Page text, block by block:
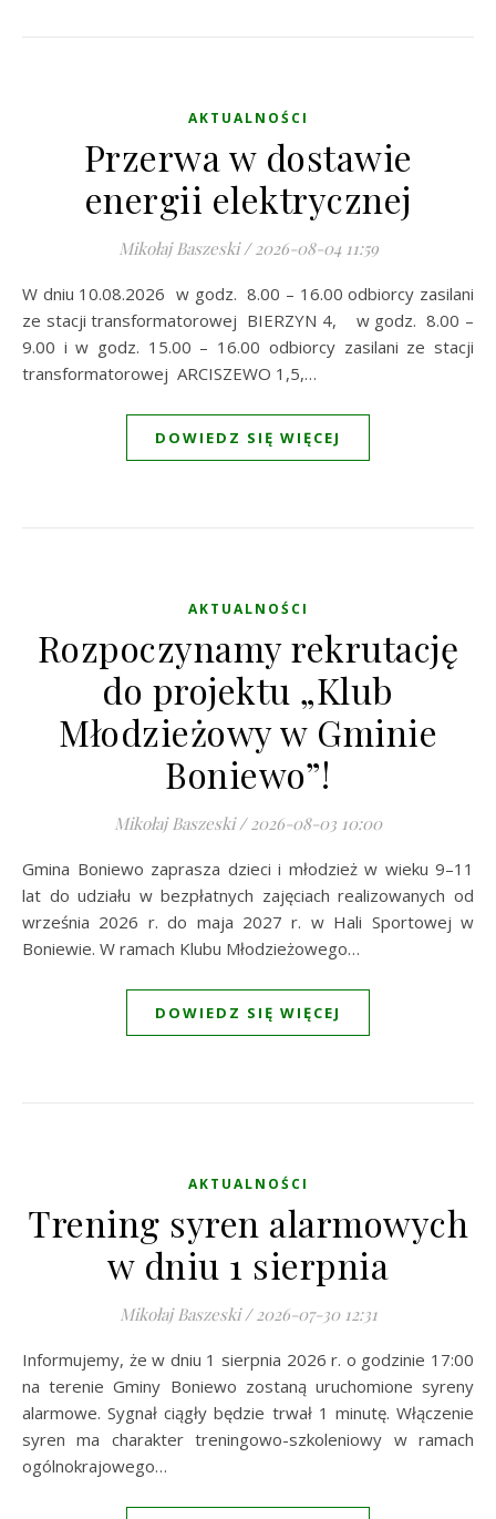
AKTUALNOŚCI
Przerwa w dostawie
energii elektrycznej
Mikołaj Baszeski / 2026-08-04 11:59
W dniu 10.08.2026 w godz. 8.00 – 16.00 odbiorcy zasilani
ze stacji transformatorowej BIERZYN 4, w godz. 8.00 –
9.00 i w godz. 15.00 – 16.00 odbiorcy zasilani ze stacji
transformatorowej ARCISZEWO 1,5,…
DOWIEDZ SIĘ WIĘCEJ
AKTUALNOŚCI
Rozpoczynamy rekrutację
do projektu „Klub
Młodzieżowy w Gminie
Boniewo”!
Mikołaj Baszeski / 2026-08-03 10:00
Gmina Boniewo zaprasza dzieci i młodzież w wieku 9–11
lat do udziału w bezpłatnych zajęciach realizowanych od
września 2026 r. do maja 2027 r. w Hali Sportowej w
Boniewie. W ramach Klubu Młodzieżowego…
DOWIEDZ SIĘ WIĘCEJ
AKTUALNOŚCI
Trening syren alarmowych
w dniu 1 sierpnia
Mikołaj Baszeski / 2026-07-30 12:31
Informujemy, że w dniu 1 sierpnia 2026 r. o godzinie 17:00
na terenie Gminy Boniewo zostaną uruchomione syreny
alarmowe. Sygnał ciągły będzie trwał 1 minutę. Włączenie
syren ma charakter treningowo-szkoleniowy w ramach
ogólnokrajowego…